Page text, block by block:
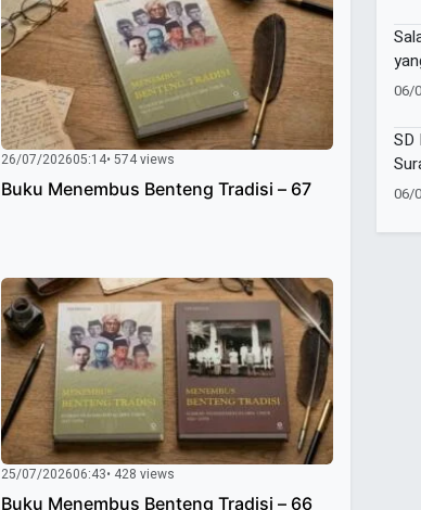
26/07/202605:14• 574 views
Buku Menembus Benteng Tradisi – 67
25/07/202606:43• 428 views
Buku Menembus Benteng Tradisi – 66
06/
SD
06/